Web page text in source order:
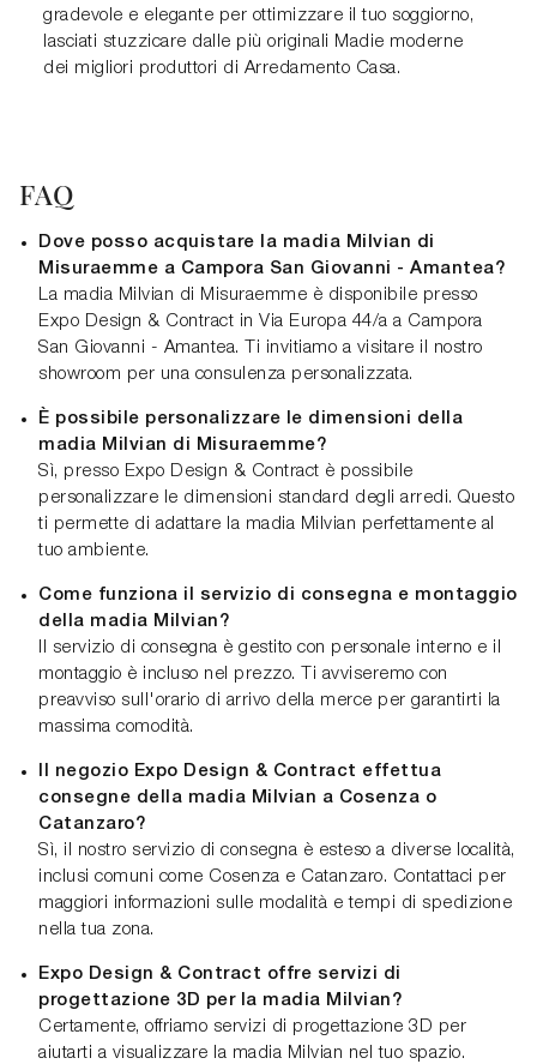
gradevole e elegante per ottimizzare il tuo soggiorno,
lasciati stuzzicare dalle più originali Madie moderne
dei migliori produttori di Arredamento Casa.
FAQ
Dove posso acquistare la madia Milvian di
Misuraemme a Campora San Giovanni - Amantea?
La madia Milvian di Misuraemme è disponibile presso
Expo Design & Contract in Via Europa 44/a a Campora
San Giovanni - Amantea. Ti invitiamo a visitare il nostro
showroom per una consulenza personalizzata.
È possibile personalizzare le dimensioni della
madia Milvian di Misuraemme?
Sì, presso Expo Design & Contract è possibile
personalizzare le dimensioni standard degli arredi. Questo
ti permette di adattare la madia Milvian perfettamente al
tuo ambiente.
Come funziona il servizio di consegna e montaggio
della madia Milvian?
Il servizio di consegna è gestito con personale interno e il
montaggio è incluso nel prezzo. Ti avviseremo con
preavviso sull'orario di arrivo della merce per garantirti la
massima comodità.
Il negozio Expo Design & Contract effettua
consegne della madia Milvian a Cosenza o
Catanzaro?
Sì, il nostro servizio di consegna è esteso a diverse località,
inclusi comuni come Cosenza e Catanzaro. Contattaci per
maggiori informazioni sulle modalità e tempi di spedizione
nella tua zona.
Expo Design & Contract offre servizi di
progettazione 3D per la madia Milvian?
Certamente, offriamo servizi di progettazione 3D per
aiutarti a visualizzare la madia Milvian nel tuo spazio.